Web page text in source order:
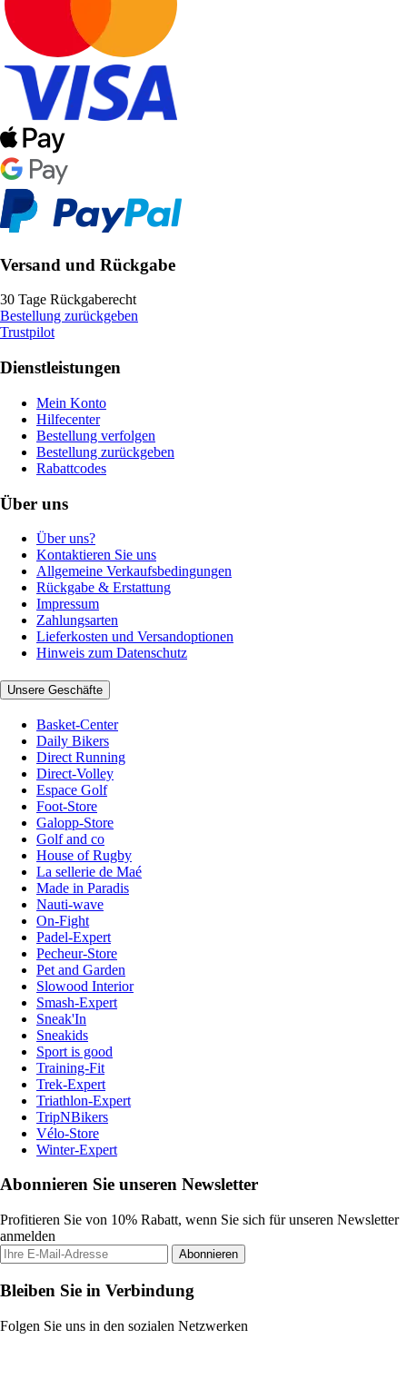
Versand und Rückgabe
30 Tage Rückgaberecht
Bestellung zurückgeben
Trustpilot
Dienstleistungen
Mein Konto
Hilfecenter
Bestellung verfolgen
Bestellung zurückgeben
Rabattcodes
Über uns
Über uns?
Kontaktieren Sie uns
Allgemeine Verkaufsbedingungen
Rückgabe & Erstattung
Impressum
Zahlungsarten
Lieferkosten und Versandoptionen
Hinweis zum Datenschutz
Unsere Geschäfte
Basket-Center
Daily Bikers
Direct Running
Direct-Volley
Espace Golf
Foot-Store
Galopp-Store
Golf and co
House of Rugby
La sellerie de Maé
Made in Paradis
Nauti-wave
On-Fight
Padel-Expert
Pecheur-Store
Pet and Garden
Slowood Interior
Smash-Expert
Sneak'In
Sneakids
Sport is good
Training-Fit
Trek-Expert
Triathlon-Expert
TripNBikers
Vélo-Store
Winter-Expert
Abonnieren Sie unseren Newsletter
Profitieren Sie von 10% Rabatt, wenn Sie sich für unseren Newsletter
anmelden
Abonnieren
Bleiben Sie in Verbindung
Folgen Sie uns in den sozialen Netzwerken